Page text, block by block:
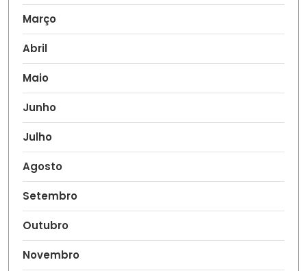
Março
Abril
Maio
Junho
Julho
Agosto
Setembro
Outubro
Novembro